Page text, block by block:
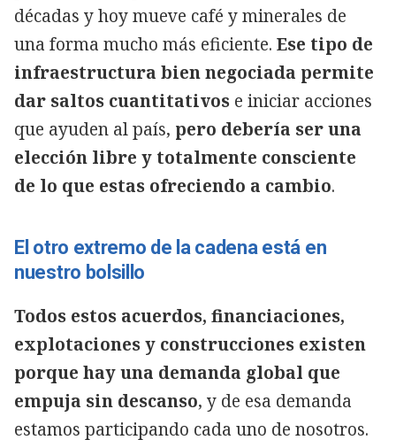
décadas y hoy mueve café y minerales de
una forma mucho más eficiente. Ese tipo de
infraestructura bien negociada permite
dar saltos cuantitativos e iniciar acciones
que ayuden al país, pero debería ser una
elección libre y totalmente consciente
de lo que estas ofreciendo a cambio.
El otro extremo de la cadena está en
nuestro bolsillo
Todos estos acuerdos, financiaciones,
explotaciones y construcciones existen
porque hay una demanda global que
empuja sin descanso, y de esa demanda
estamos participando cada uno de nosotros.